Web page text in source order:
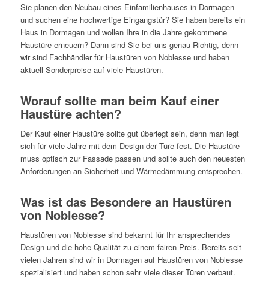
Sie planen den Neubau eines Einfamilienhauses in Dormagen
und suchen eine hochwertige Eingangstür? Sie haben bereits ein
Haus in Dormagen und wollen Ihre in die Jahre gekommene
Haustüre erneuern? Dann sind Sie bei uns genau Richtig, denn
wir sind Fachhändler für Haustüren von Noblesse und haben
aktuell Sonderpreise auf viele Haustüren.
Worauf sollte man beim Kauf einer
Haustüre achten?
Der Kauf einer Haustüre sollte gut überlegt sein, denn man legt
sich für viele Jahre mit dem Design der Türe fest. Die Haustüre
muss optisch zur Fassade passen und sollte auch den neuesten
Anforderungen an Sicherheit und Wärmedämmung entsprechen.
Was ist das Besondere an Haustüren
von Noblesse?
Haustüren von Noblesse sind bekannt für Ihr ansprechendes
Design und die hohe Qualität zu einem fairen Preis. Bereits seit
vielen Jahren sind wir in Dormagen auf Haustüren von Noblesse
spezialisiert und haben schon sehr viele dieser Türen verbaut.